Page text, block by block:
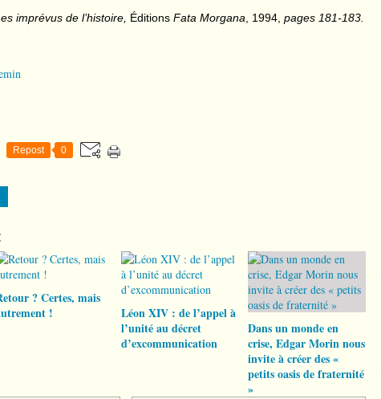
imprévus de l’histoire, Éditions Fata Morgana, 1994, pages 181-183.
Repost 0
? Certes, mais
!
Léon XIV : de l’appel à
l’unité au décret
d’excommunication
Dans un monde en
crise, Edgar Morin nous
invite à créer des «
petits oasis de fraternité
»